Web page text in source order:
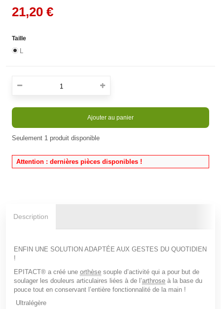
21,20 €
Taille
L
Ajouter au panier
Seulement 1 produit disponible
Attention : dernières pièces disponibles !
Description
ENFIN UNE SOLUTION ADAPTÉE AUX GESTES DU QUOTIDIEN
!
EPITACT® a créé une orthèse souple d’activité qui a pour but de
soulager les douleurs articulaires liées à de l’arthrose à la base du
pouce tout en conservant l’entière fonctionnalité de la main !
Ultralégère